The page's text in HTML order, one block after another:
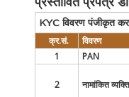
KYC विवरण पंजीकृत
क्र.सं.
विवरण
1
PAN
2 नामांकित